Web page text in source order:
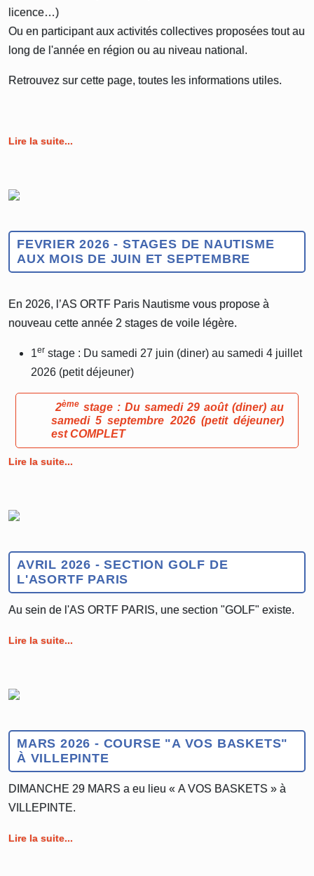
licence…)
Ou en participant aux activités collectives proposées tout au
long de l'année en région ou au niveau national.
Retrouvez sur cette page, toutes les informations utiles.
Lire la suite...
FEVRIER 2026 - STAGES DE NAUTISME
AUX MOIS DE JUIN ET SEPTEMBRE
En 2026, l’AS ORTF Paris Nautisme vous propose à
nouveau cette année 2 stages de voile légère.
1er stage : Du samedi 27 juin (diner) au samedi 4 juillet
2026 (petit déjeuner)
2ème stage : Du samedi 29 août (diner) au
samedi 5 septembre 2026 (petit déjeuner)
est COMPLET
Lire la suite...
AVRIL 2026 - SECTION GOLF DE
L'ASORTF PARIS
Au sein de l'AS ORTF PARIS, une section "GOLF" existe.
Lire la suite...
MARS 2026 - COURSE "A VOS BASKETS"
À VILLEPINTE
DIMANCHE 29 MARS a eu lieu « A VOS BASKETS » à
VILLEPINTE.
Lire la suite...